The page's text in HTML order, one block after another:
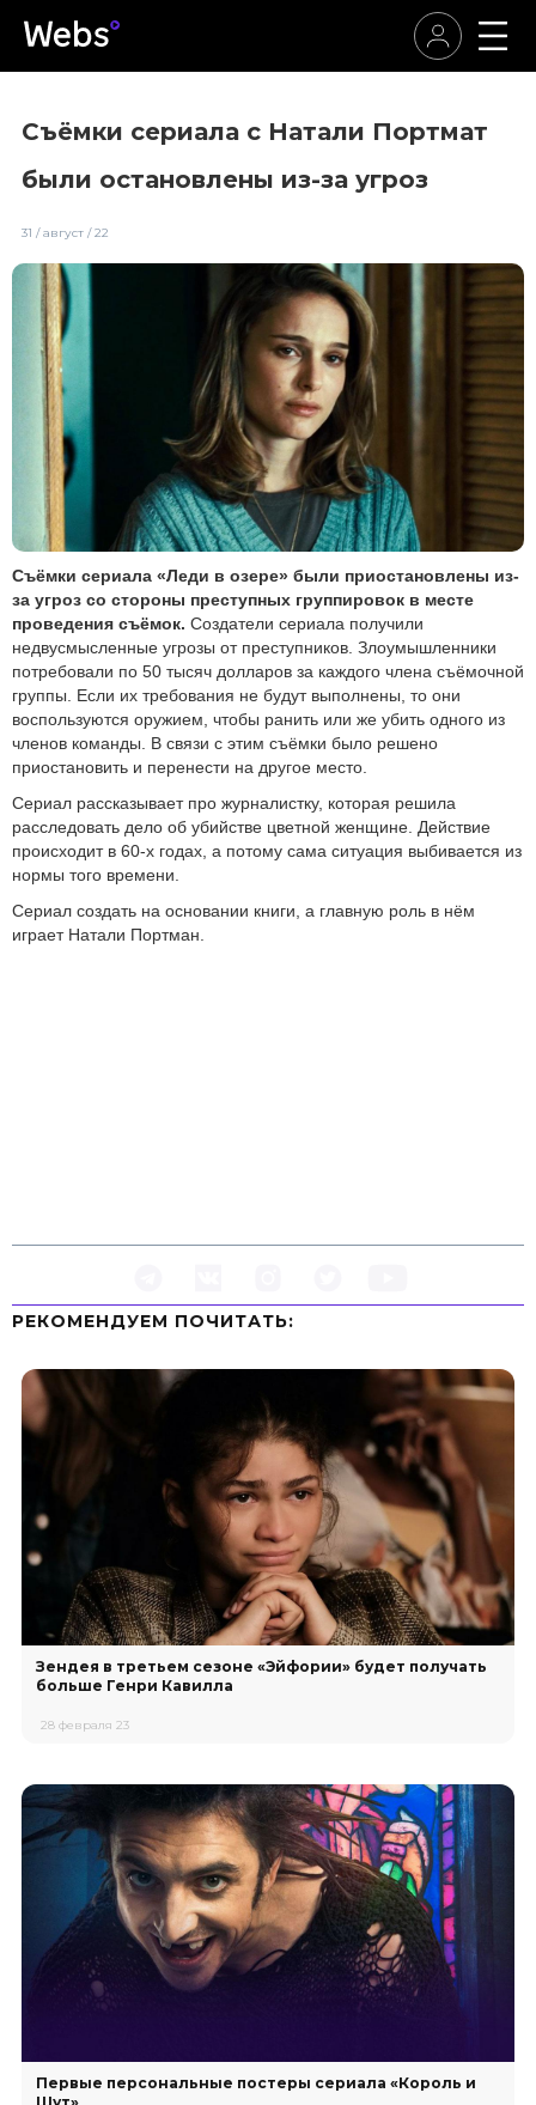
Съёмки сериала с Натали Портмат
были остановлены из-за угроз
31 / август / 22
Съёмки сериала «Леди в озере» были приостановлены из-
за угроз со стороны преступных группировок в месте
проведения съёмок. Создатели сериала получили
недвусмысленные угрозы от преступников. Злоумышленники
потребовали по 50 тысяч долларов за каждого члена съёмочной
группы. Если их требования не будут выполнены, то они
воспользуются оружием, чтобы ранить или же убить одного из
членов команды. В связи с этим съёмки было решено
приостановить и перенести на другое место.
Сериал рассказывает про журналистку, которая решила
расследовать дело об убийстве цветной женщине. Действие
происходит в 60-х годах, а потому сама ситуация выбивается из
нормы того времени.
Сериал создать на основании книги, а главную роль в нём
играет Натали Портман.
РЕКОМЕНДУЕМ ПOЧИТАТЬ:
Зендея в третьем сезоне «Эйфории» будет получать
больше Генри Кавилла
28 февраля 23
Первые персональные постеры сериала «Король и